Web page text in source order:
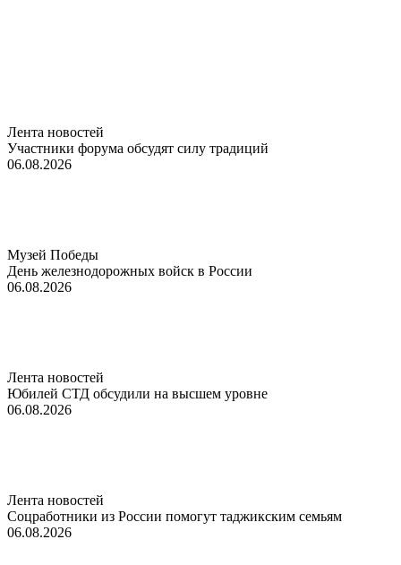
Лента новостей
Участники форума обсудят силу традиций
06.08.2026
Музей Победы
День железнодорожных войск в России
06.08.2026
Лента новостей
Юбилей СТД обсудили на высшем уровне
06.08.2026
Лента новостей
Соцработники из России помогут таджикским семьям
06.08.2026